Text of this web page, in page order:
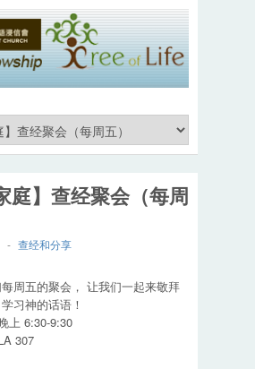
庭】查经聚会（每周
- 查经和分享
周五的聚会， 让我们一起来敬拜
习神的话语！
上 6:30-9:30
307